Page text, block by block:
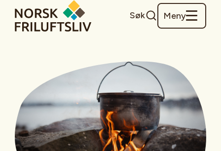
Søk Meny